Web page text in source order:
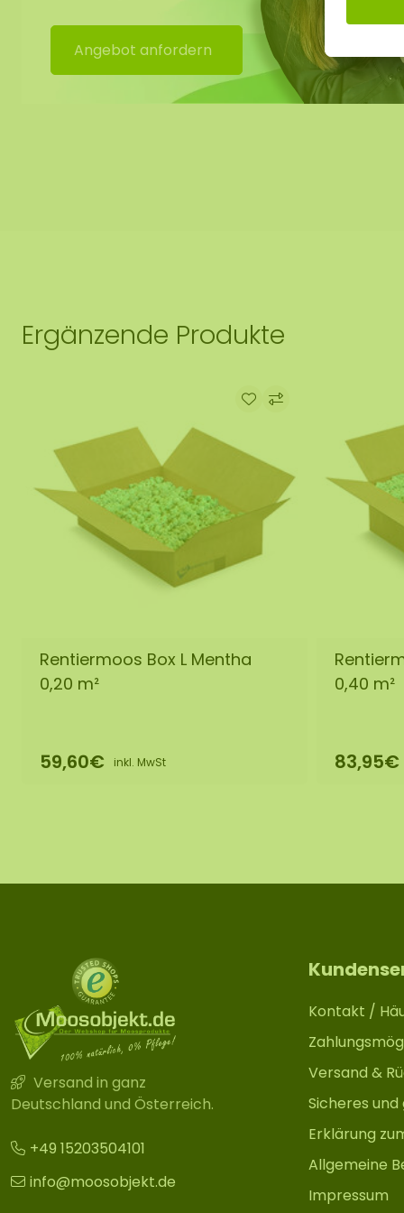
Keine Pflege (keine Bewässerung)
Benötigt kein Tageslicht
Dauerhaft weich. Bei einer niedrigen
Moos aushärten. Sobald die Luftfeuchtigkeit
Angebot anfordern
Ergänzende Produkte
Rentiermoos Box L Mentha
0,20 m²
59,60€ inkl. MwSt
0,40 m²
83,95€
Versand in ganz
Deutschland und Österreich.
+49 15203504101
info@moosobjekt.de
Kontakt /
Versand &
Sicheres
Erklärung
Allgemeine
Impressum